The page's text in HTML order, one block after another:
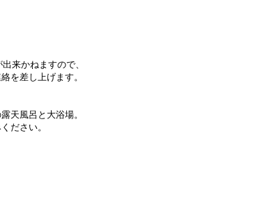
来かねますので、
を差し上げます。
天風呂と大浴場。
ださい。